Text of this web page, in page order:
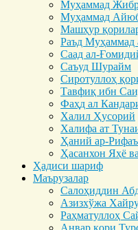
Муҳаммад
Муҳаммад
Машҳур
Раъд Муҳаммад
Саад ал-
Саъуд Шурайм
Сиротуллоҳ
Тавфиқ ибн
Фаҳд ал
Халил Ҳусорий
Халифа ат
Ҳаний ар-
Ҳасанхон Яҳё
Ҳадиси шариф
Маърузалар
Салоҳиддин
Азизхўжа
Раҳматуллоҳ
Анвар қори